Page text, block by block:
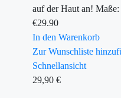
auf der Haut an!
€29.90
In den Warenkorb
Zur Wunschliste
Schnellansicht
29,90 €